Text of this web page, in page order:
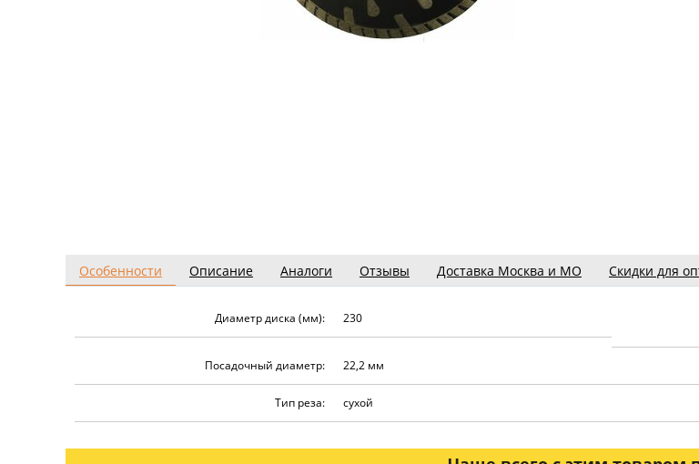
Особенности Описание Аналоги Отзывы Доставка Москва и МО Скидки для
Диаметр диска (мм): 230
Посадочный диаметр:
22,2 мм
Тип реза: сухой